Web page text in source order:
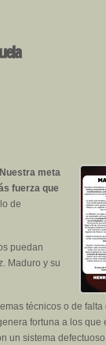
Nuestra meta
fuerza que
de
puedan
Maduro y su
técnicos o de
fortuna a los
un sistema